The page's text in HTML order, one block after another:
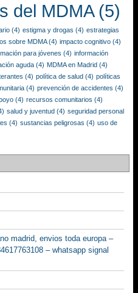
del MDMA(5)
(4) estigma y drogas (4) estrategias
sobre MDMA(4) impacto cognitivo (4)
para jóvenes (4) información
aguda (4) MDMA en Madrid (4)
(4) política de salud (4) políticas
(4) prevención de accidentes (4)
(4) recursos comunitarios (4)
salud y juventud (4) seguridad personal
(4) sustancias peligrosas (4) uso de
madrid, envios toda europa –
– whatsapp signal